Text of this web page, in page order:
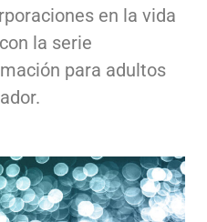
en la vida
la serie
para adultos